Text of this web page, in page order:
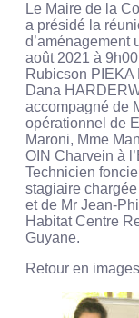
Le Maire de la
a présidé la
d’aménagement
août 2021 à
Rubicson
Dana
accompagné de
opérationnel de
Maroni, Mme
OIN Charvein à
Technicien
stagiaire
et de Mr Jean-
Habitat Centre
Guyane.
Retour en images